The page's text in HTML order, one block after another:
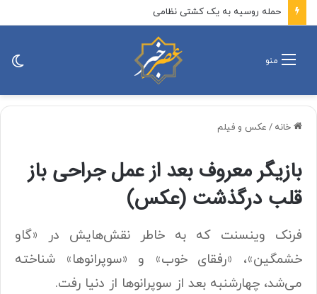
حمله روسیه به یک کشتی نظامی
منو
خانه / عکس و فیلم
بازیگر معروف بعد از عمل جراحی باز
قلب درگذشت (عكس)
فرنک وینسنت که به خاطر نقش‌هایش در «گاو
خشمگین»، «رفقای خوب» و «سوپرانوها» شناخته
می‌شد، چهارشنبه بعد از سوپرانوها از دنیا رفت.